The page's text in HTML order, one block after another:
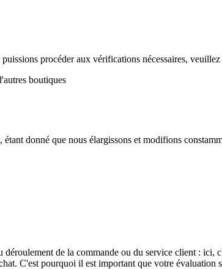
procéder aux vérifications nécessaires,
boutiques
donné que nous élargissons et modifions
de la commande ou du service client : ici,
C'est pourquoi il est important que votre évaluation